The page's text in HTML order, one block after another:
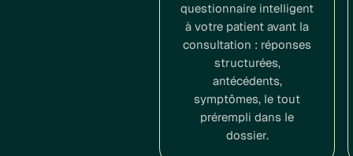
questionnaire intelligent
à votre patient avant la
consultation : réponses
structurées,
antécédents,
symptômes, le tout
prérempli dans le
dossier.